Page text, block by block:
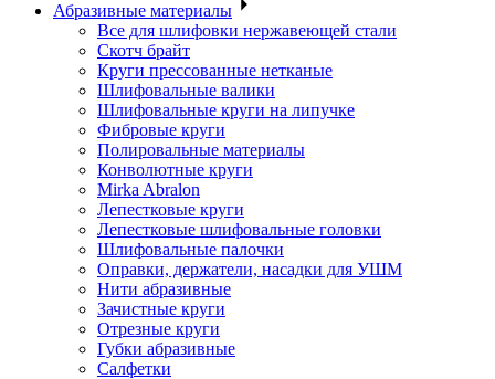
Абразивные материалы
Все для шлифовки нержавеющей стали
Скотч брайт
Круги прессованные нетканые
Шлифовальные валики
Шлифовальные круги на липучке
Фибровые круги
Полировальные материалы
Конволютные круги
Mirka Abralon
Лепестковые круги
Лепестковые шлифовальные головки
Шлифовальные палочки
Оправки, держатели, насадки для УШМ
Нити абразивные
Зачистные круги
Отрезные круги
Губки абразивные
Салфетки